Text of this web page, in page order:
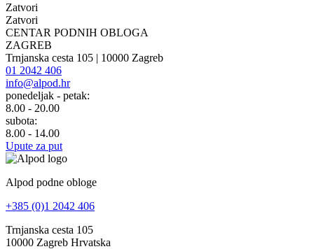
Zatvori
Zatvori
CENTAR PODNIH OBLOGA
ZAGREB
Trnjanska cesta 105 | 10000 Zagreb
01 2042 406
info@alpod.hr
ponedeljak - petak:
8.00 - 20.00
subota:
8.00 - 14.00
Upute za put
Alpod podne obloge
+385 (0)1 2042 406
Trnjanska cesta 105
10000 Zagreb Hrvatska